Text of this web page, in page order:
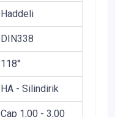
Haddeli
DIN338
118°
HA - Silindirik
Çap 1,00 - 3,00